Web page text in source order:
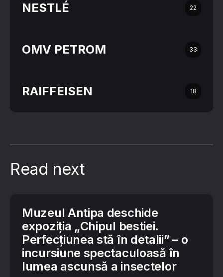
NESTLÉ 22
OMV PETROM 33
RAIFFEISEN 18
Read next
Muzeul Antipa deschide
expoziția „Chipul bestiei.
Perfecțiunea stă în detalii” – o
incursiune spectaculoasă în
lumea ascunsă a insectelor